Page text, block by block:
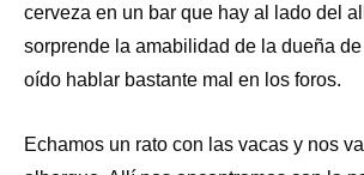
cerveza en un bar que hay al lado del
sorprende la amabilidad de la dueña
oído hablar bastante mal en los foros.
Echamos un rato con las vacas y nos